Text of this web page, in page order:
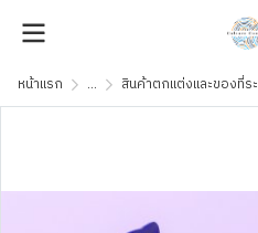
หน้าแรก ... สินค้าตกแต่งและของที่ร